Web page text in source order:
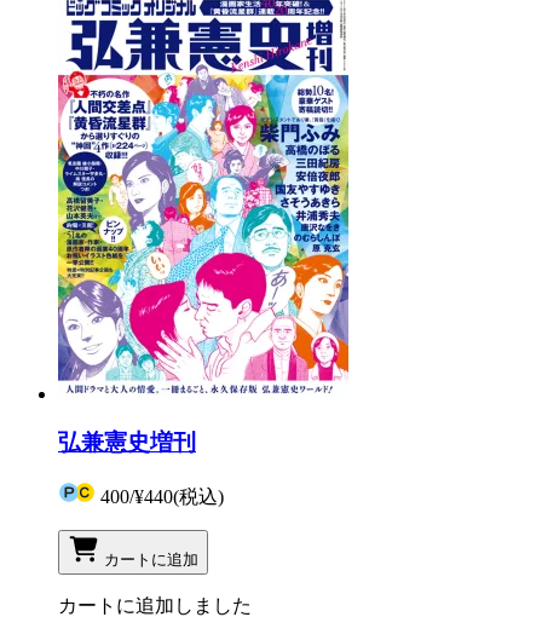
弘兼憲史増刊
400/¥440(税込)
カートに追加
カートに追加しました